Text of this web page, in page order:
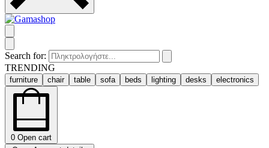
Search for:
TRENDING
furniture chair table sofa beds lighting desks electronics
0 Open cart